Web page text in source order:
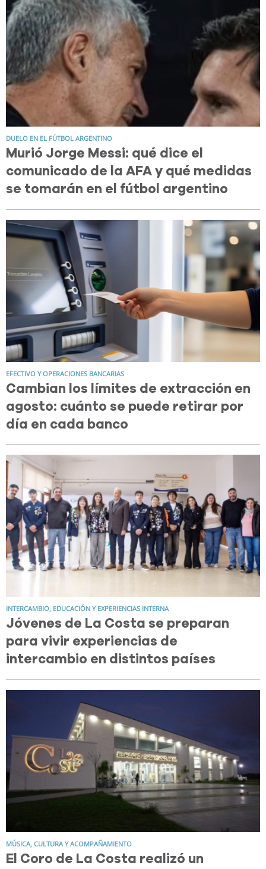
DUELO EN EL FÚTBOL ARGENTINO
Murió Jorge Messi: qué dice el
comunicado de la AFA y qué medidas
se tomarán en el fútbol argentino
EFECTIVO Y OPERACIONES BANCARIAS
Cambian los límites de extracción en
agosto: cuánto se puede retirar por
día en cada banco
INTERCAMBIO, EDUCACIÓN Y EXPERIENCIAS INTERNA
Jóvenes de La Costa se preparan
para vivir experiencias de
intercambio en distintos países
MÚSICA, CULTURA Y ACOMPAÑAMIENTO
El Coro de La Costa realizó un